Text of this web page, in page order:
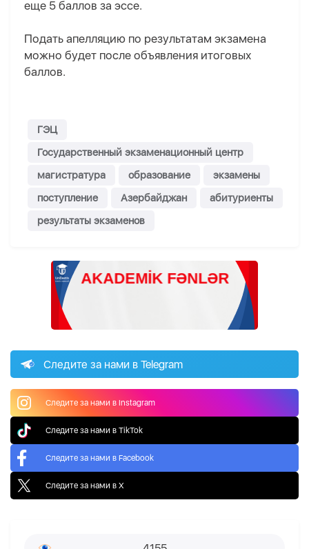
еще 5 баллов за эссе.
Подать апелляцию по результатам экзамена
можно будет после объявления итоговых
баллов.
ГЭЦ
Государственный экзаменационный центр
магистратура
образование
экзамены
поступление
Азербайджан
абитуриенты
результаты экзаменов
Следите за нами в Telegram
Следите за нами в Instagram
Следите за нами в TikTok
Следите за нами в Facebook
Следите за нами в X